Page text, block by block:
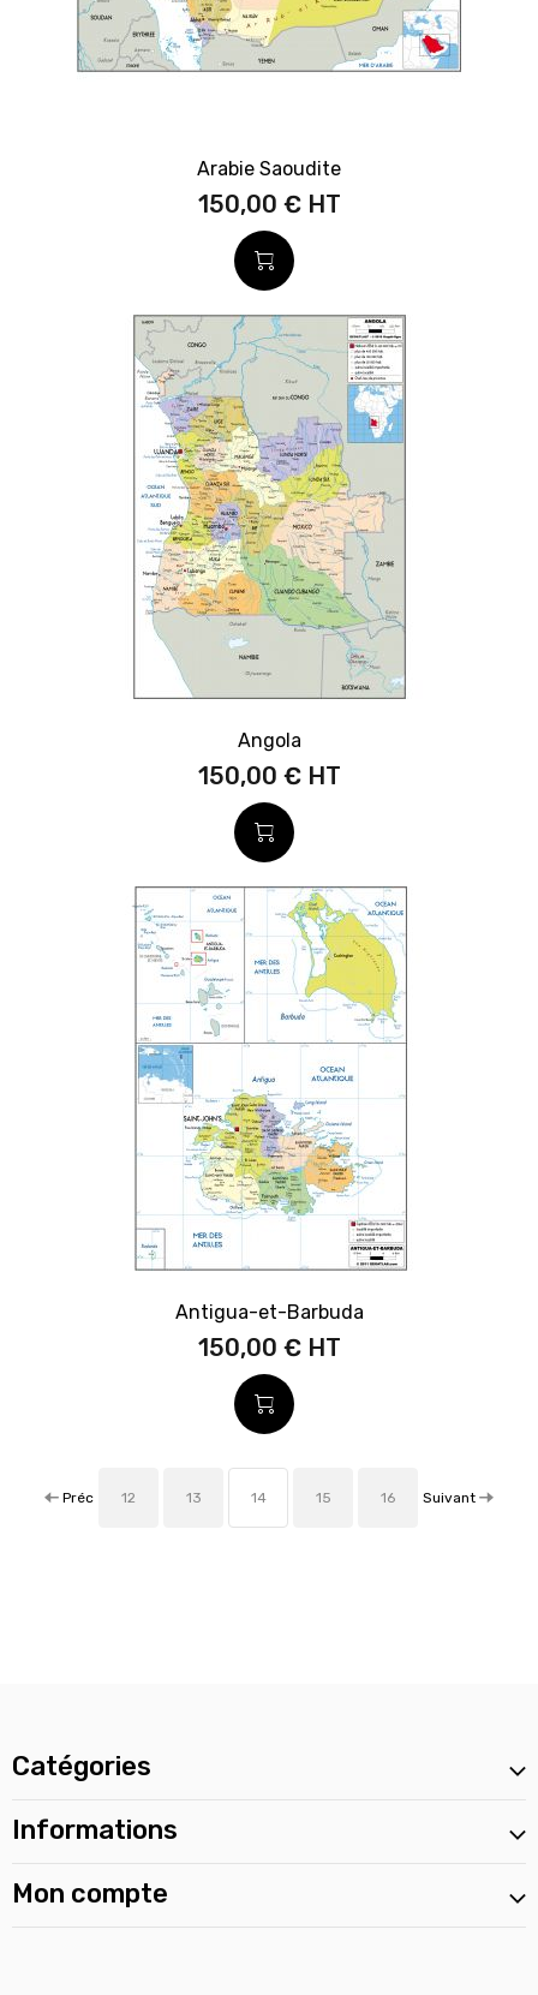
Arabie Saoudite
150,00 €
Angola
150,00 €
Antigua-et-Barbuda
150,00 €
Préc 12 13 14 15 16 Suivant
Catégories
Informations
Mon compte